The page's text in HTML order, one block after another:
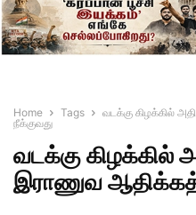
Home Tags
வடக்கு கிழக்கில்
நீக்குவது
வடக்கு கிழக்கில்
இராணுவ